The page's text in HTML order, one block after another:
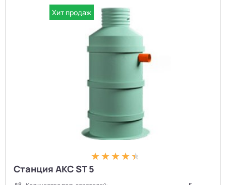
Хит продаж
Станция АКС ST 5